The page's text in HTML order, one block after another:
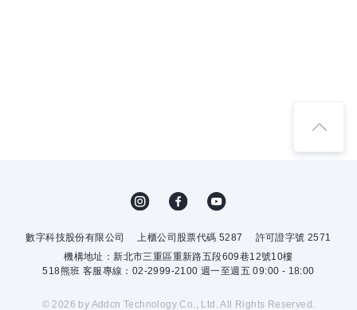
數字科技股份有限公司 上櫃公司股票代碼 5287
許可證字號 2571
機構地址：新北市三重區重新路五段609巷12號10樓
518熊班 客服專線：02-2999-2100 週一至週五 09:00 - 18:00
© 2026 by Addcn Technology Co., Ltd. All Rights Reserved.